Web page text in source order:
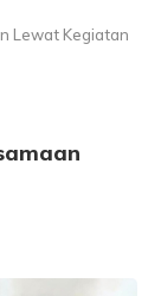
Lewat Kegiatan